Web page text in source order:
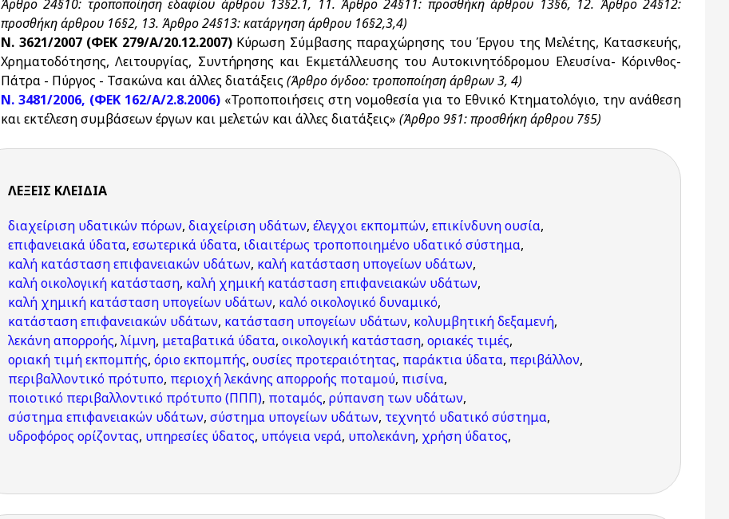
Άρθρο 24§10: τροποποίηση εδαφίου άρθρου 13§2.1, 11. Άρθρο 24§11: προσθήκη άρθρου 13§6, 12. Άρθρο 24§12:
προσθήκη άρθρου 16§2, 13. Άρθρο 24§13: κατάργηση άρθρου 16§2,3,4)
Ν. 3621/2007 (ΦΕΚ 279/Α/20.12.2007)Κύρωση Σύμβασης παραχώρησης του Έργου της Μελέτης, Κατασκευής,
Χρηματοδότησης, Λειτουργίας, Συντήρησης και Εκμετάλλευσης του Αυτοκινητόδρομου Ελευσίνα- Κόρινθος-
Πάτρα - Πύργος - Τσακώνα και άλλες διατάξεις (Άρθρο όγδοο: τροποποίηση άρθρων 3, 4)
Ν. 3481/2006, (ΦΕΚ 162/Α/2.8.2006) «Τροποποιήσεις στη νομοθεσία για το Εθνικό Κτηματολόγιο, την ανάθεση
και εκτέλεση συμβάσεων έργων και μελετών και άλλες διατάξεις» (Άρθρο 9§1: προσθήκη άρθρου 7§5)
ΛΈΞΕΙΣ KΛΕΙΔΙΆ
διαχείριση υδατικών πόρων, διαχείριση υδάτων, έλεγχοι εκπομπών, επικίνδυνη ουσία,
επιφανειακά ύδατα, εσωτερικά ύδατα, ιδιαιτέρως τροποποιημένο υδατικό σύστημα,
καλή κατάσταση επιφανειακών υδάτων, καλή κατάσταση υπογείων υδάτων,
καλή οικολογική κατάσταση, καλή χημική κατάσταση επιφανειακών υδάτων,
καλή χημική κατάσταση υπογείων υδάτων, καλό οικολογικό δυναμικό,
κατάσταση επιφανειακών υδάτων, κατάσταση υπογείων υδάτων, κολυμβητική δεξαμενή,
λεκάνη απορροής, λίμνη, μεταβατικά ύδατα, οικολογική κατάσταση, οριακές τιμές,
οριακή τιμή εκπομπής, όριο εκπομπής, ουσίες προτεραιότητας, παράκτια ύδατα, περιβάλλον,
περιβαλλοντικό πρότυπο, περιοχή λεκάνης απορροής ποταμού, πισίνα,
ποιοτικό περιβαλλοντικό πρότυπο (ΠΠΠ), ποταμός, ρύπανση των υδάτων,
σύστημα επιφανειακών υδάτων, σύστημα υπογείων υδάτων, τεχνητό υδατικό σύστημα,
υδροφόρος ορίζοντας, υπηρεσίες ύδατος, υπόγεια νερά, υπολεκάνη, χρήση ύδατος,